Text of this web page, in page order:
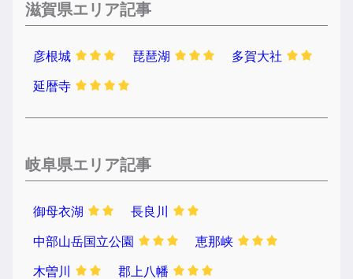
滋賀県エリア記事
彦根城 琵琶湖 多賀大社
延暦寺
岐阜県エリア記事
御母衣湖 長良川
中部山岳国立公園 恵那峡
木曽川 郡上八幡